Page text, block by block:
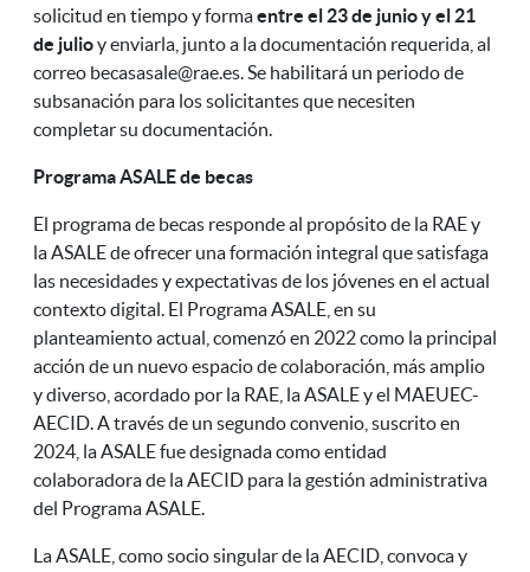
solicitud en tiempo y formaentre el 23 de junio y el 21
de julioy enviarla, junto a la documentación requerida, al
correo becasasale@rae.es. Se habilitará un periodo de
subsanación para los solicitantes que necesiten
completar su documentación.
Programa ASALE de becas
El programa de becas responde al propósito de la RAE y
la ASALE de ofrecer una formación integral que satisfaga
las necesidades y expectativas de los jóvenes en el actual
contexto digital. El Programa ASALE, en su
planteamiento actual, comenzó en 2022 como la principal
acción de un nuevo espacio de colaboración, más amplio
y diverso, acordado por la RAE, la ASALE y el MAEUEC-
AECID. A través de un segundo convenio, suscrito en
2024, la ASALE fue designada como entidad
colaboradora de la AECID para la gestión administrativa
del Programa ASALE.
La ASALE, como socio singular de la AECID, convoca y